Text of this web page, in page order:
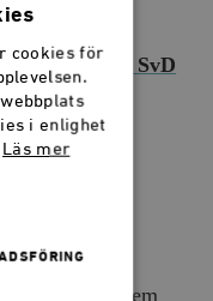
artikel på SvD
och
Ladda hem
cookies för
i enlighet
Läs mer